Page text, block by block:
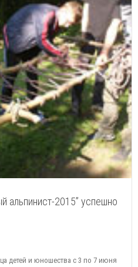
альпинист-2015” успешно
детей и юношества с 3 по 7 июня